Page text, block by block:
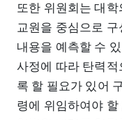
또한 위원회는 대
교원을 중심으로
내용을 예측할 수
사정에 따라 탄력
록 할 필요가 있어
령에 위임하여야